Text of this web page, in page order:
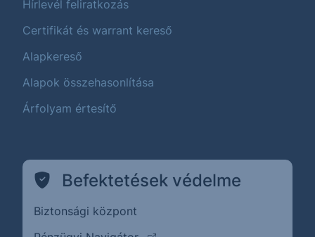
Hírlevél feliratkozás
Certifikát és warrant kereső
Alapkereső
Alapok összehasonlítása
Árfolyam értesítő
Befektetések védelme
Biztonsági központ